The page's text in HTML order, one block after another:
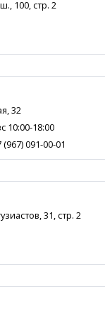
100, стр. 2
32
10:00-18:00
091-00-01
31, стр. 2